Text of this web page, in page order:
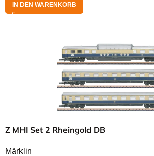
IN DEN WARENKORB
Z MHI Set 2 Rheingold DB
Märklin